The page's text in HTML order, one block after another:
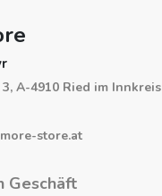
A-4910 Ried im Innkreis
store.at
Geschäft